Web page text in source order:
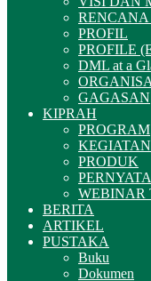
RENCANA
PROFIL
PROFILE
DML at a
GAGASAN
KIPRAH
PROGRAM
PRODUK
WEBINAR
BERITA
ARTIKEL
PUSTAKA
Buku
Dokumen